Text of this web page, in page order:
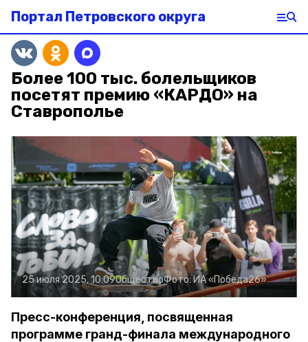
Портал Петровского округа
Более 100 тыс. болельщиков
посетят премию «КАРДО» на
Ставрополье
25 июля 2025, 10:09ОбществоФото:ИА «Победа26»
Пресс-конференция, посвященная
программе гранд-финала международного